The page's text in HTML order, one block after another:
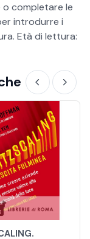
o completare le
introdurre i
Età di lettura: